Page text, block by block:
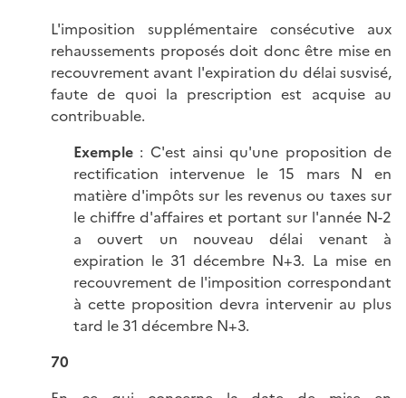
L'imposition supplémentaire consécutive aux
rehaussements proposés doit donc être mise en
recouvrement avant l'expiration du délai susvisé,
faute de quoi la prescription est acquise au
contribuable.
Exemple: C'est ainsi qu'une proposition de
rectification intervenue le 15 mars N en
matière d'impôts sur les revenus ou taxes sur
le chiffre d'affaires et portant sur l'année N-2
a ouvert un nouveau délai venant à
expiration le 31 décembre N+3. La mise en
recouvrement de l'imposition correspondant
à cette proposition devra intervenir au plus
tard le 31 décembre N+3.
70